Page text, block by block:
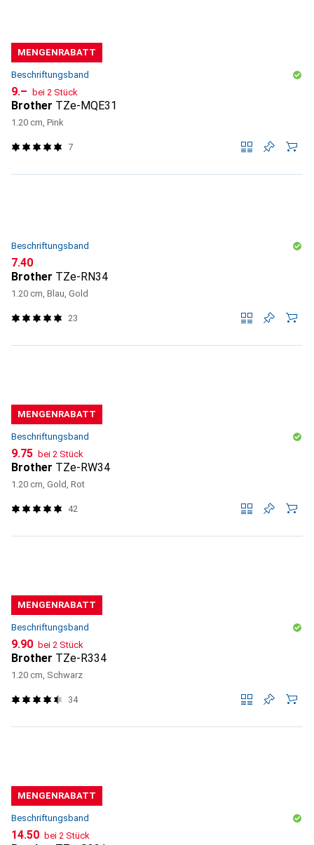
MENGENRABATT
Beschriftungsband
CHF
9.– bei 2 Stück
Brother TZe-MQE31
1.20 cm, Pink
7
Beschriftungsband
CHF
7.40
Brother TZe-RN34
1.20 cm, Blau, Gold
23
MENGENRABATT
Beschriftungsband
CHF
9.75 bei 2 Stück
Brother TZe-RW34
1.20 cm, Gold, Rot
42
MENGENRABATT
Beschriftungsband
CHF
9.90 bei 2 Stück
Brother TZe-R334
1.20 cm, Schwarz
34
MENGENRABATT
Beschriftungsband
CHF
14.50 bei 2 Stück